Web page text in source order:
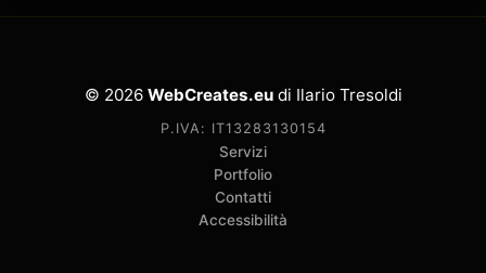
© 2026 WebCreates.eudi Ilario Tresoldi
P.IVA: IT13283130154
Servizi
Portfolio
Contatti
Accessibilità